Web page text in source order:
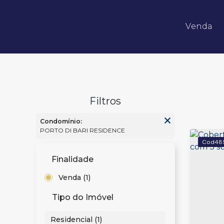
Venda
Condomínio:
PORTO DI BARI RESIDENCE
Finalidade
Venda (1)
Tipo do Imóvel
Residencial (1)